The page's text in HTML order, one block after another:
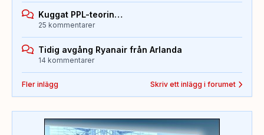
Kuggat PPL-teorin…
25 kommentarer
Tidig avgång Ryanair från Arlanda
14 kommentarer
Fler inlägg Skriv ett inlägg i forumet